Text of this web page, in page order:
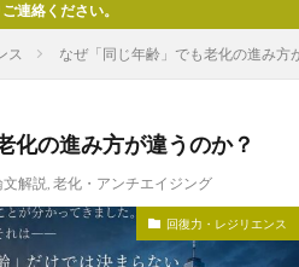
ス なぜ「同じ年齢」でも老化の進み方
化の進み方が違うのか？
解説, 老化・アンチエイジング
回復力・レジリエンス